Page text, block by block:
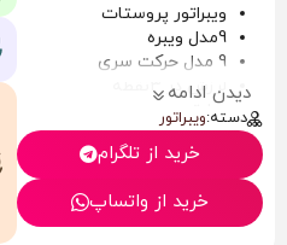
ویبراتور پروستات
9مدل ویبره
9 مدل حرکت سری
لرزش در ۳نقطه
حرارتی
ضدآب وقابل شستشو
قابل استفاده آقایان و بانوان
جنس سیلیکون طبی
ضد حساسیت
دیدن ادامه
دسته:ویبراتور
خرید از تلگرام
خرید از واتساپ